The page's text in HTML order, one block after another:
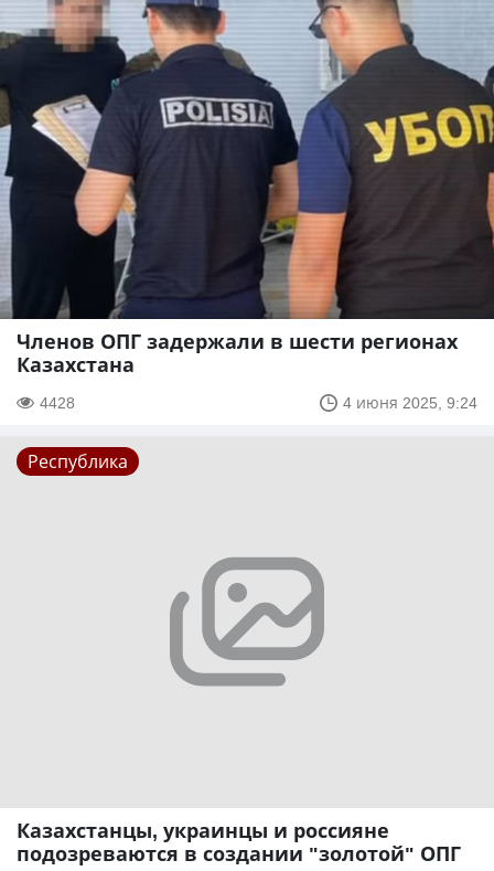
Членов ОПГ задержали в шести регионах
Казахстана
4428 4 июня 2025, 9:24
Республика
Казахстанцы, украинцы и россияне
подозреваются в создании "золотой" ОПГ